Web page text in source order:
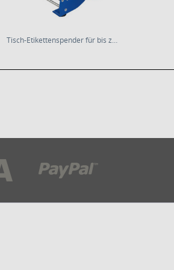
Tisch-Etikettenspender für bis zu 6 Rollen